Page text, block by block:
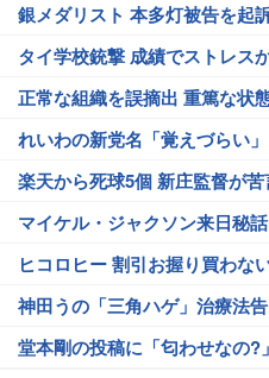
銀メダリスト 本多灯被告を起
タイ学校銃撃 成績でストレス
正常な組織を誤摘出 重篤な状
れいわの新党名「覚えづらい」
楽天から死球5個 新庄監督が苦
マイケル・ジャクソン来日秘話
ヒコロヒー 割引お握り買わな
神田うの「三角ハゲ」治療法
堂本剛の投稿に「匂わせなの?」